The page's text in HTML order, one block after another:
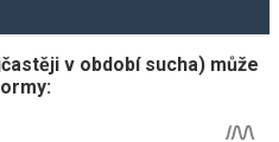
v období sucha) může